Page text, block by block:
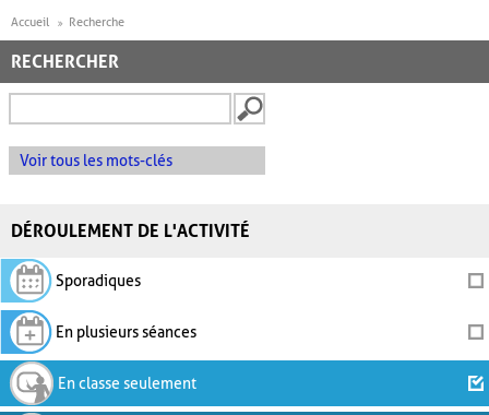
Accueil Recherche
RECHERCHER
Voir tous les mots-clés
DÉROULEMENT DE L'ACTIVITÉ
Sporadiques
En plusieurs séances
En classe seulement